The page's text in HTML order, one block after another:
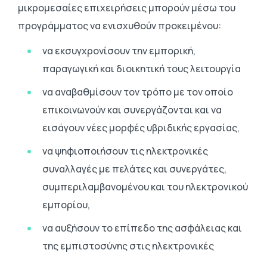
μικρομεσαίες επιχειρήσεις μπορούν μέσω του
προγράμματος να ενισχυθούν προκειμένου:
να εκσυγχρονίσουν την εμπορική,
παραγωγική και διοικητική τους λειτουργία
να αναβαθμίσουν τον τρόπο με τον οποίο
επικοινωνούν και συνεργάζονται και να
εισάγουν νέες μορφές υβριδικής εργασίας,
να ψηφιοποιήσουν τις ηλεκτρονικές
συναλλαγές με πελάτες και συνεργάτες,
συμπεριλαμβανομένου και του ηλεκτρονικού
εμπορίου,
να αυξήσουν το επίπεδο της ασφάλειας και
της εμπιστοσύνης στις ηλεκτρονικές